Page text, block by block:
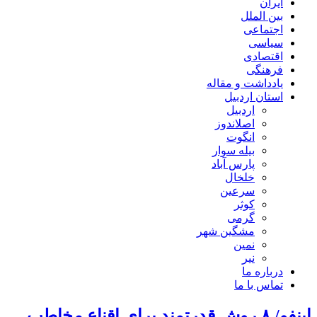
ایران
بین الملل
اجتماعی
سیاسی
اقتصادی
فرهنگی
یادداشت و مقاله
استان اردبیل
اردبیل
اصلاندوز
انگوت
بیله سوار
پارس آباد
خلخال
سرعین
کوثر
گرمی
مشگین شهر
نمین
نیر
درباره ما
تماس با ما